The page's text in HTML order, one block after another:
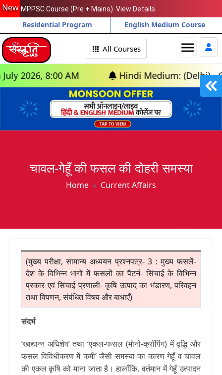
New MPPSC Course (Pre + Mains). View Details
Residential Program English Medium Course
menu
All Courses
8:00 AM Hindi Medium: (Delhi) - GS
चावल-गेहूँ की फसल की दोहरी समस्या
Home Current Affairs
(मुख्य परीक्षा, सामान्य अध्ययन प्रश्नपत्र- 3 : मुख्य फसलें-
देश के विभिन्न भागों में फसलों का पैटर्न- सिंचाई के विभिन्न
प्रकार एवं सिंचाई प्रणाली- कृषि उत्पाद का भंडारण, परिवहन
तथा विपणन, संबंधित विषय और बाधाएँ)
संदर्भ
‘खाद्यान्न अधिशेष’ तथा ‘एकल-फसल (मोनो-क्रॉपिंग) में वृद्धि और
फसल विविधीकरण में कमी’ जैसी समस्या का कारण गेहूँ व चावल
की एकल कृषि को माना जाता है। हालाँकि, वर्तमान में गेहूँ उत्पादन